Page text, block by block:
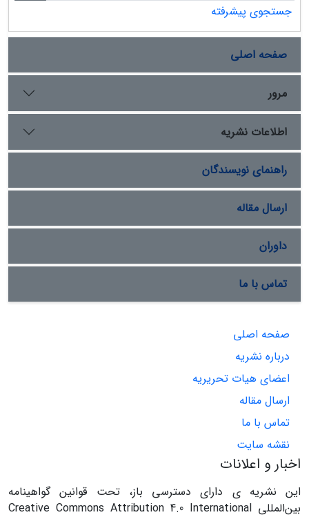
جستجوی پیشرفته
صفحه اصلی
مرور
اطلاعات نشریه
راهنمای نویسندگان
ارسال مقاله
داوران
تماس با ما
صفحه اصلی
درباره نشریه
اعضای هیات تحریریه
ارسال مقاله
تماس با ما
نقشه سایت
اخبار و اعلانات
این نشریه ی دارای دسترسی باز، تحت قوانین گواهینامه
بین‌المللی Creative Commons Attribution 4.0 International